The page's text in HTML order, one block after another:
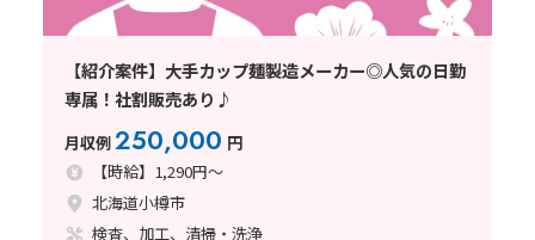
【紹介案件】大手カップ麺製造メーカー◎人気の日勤
専属！社割販売あり♪
月収例250,000 円
【時給】1,290円～
北海道小樽市
検査、加工、清掃・洗浄